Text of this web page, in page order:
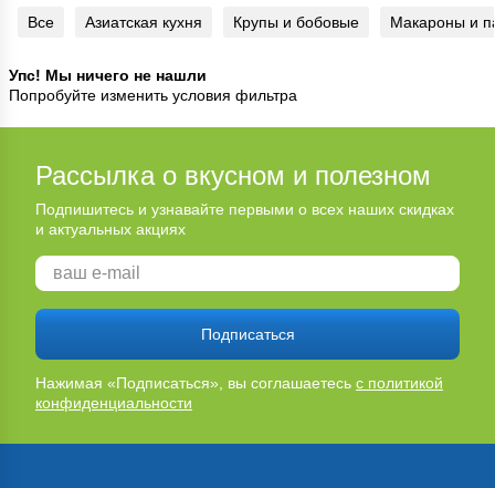
Все Азиатская кухня Крупы и бобовые Макароны и
Упс! Мы ничего не нашли
Попробуйте изменить условия фильтра
Рассылка о вкусном и полезном
Подпишитесь и узнавайте первыми о всех наших скидках
и актуальных акциях
Подписаться
Нажимая «Подписаться», вы соглашаетесь с политикой
конфиденциальности